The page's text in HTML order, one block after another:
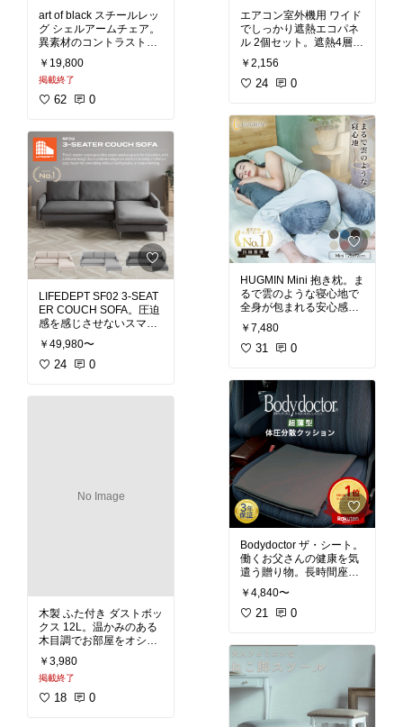
art of black スチールレッ
グ シェルアームチェア。
異素材のコントラストが
印象的なアーム付きチェ
アです。シェル型に模ら
れたPP素材の座面と、タ
ワー状の直線的なスチー
絶妙なバランス感のデザ
インです。座面の曲線は
すっぽりと身体にフィッ
トする形状となっており
機能面へのこだわりも感
じます。アクセントファ
ニチャーとしてリビング
や書斎、オフィスやロビ
ーなどのパブリックスペ
ースなど多目的な用途に
#アームチェア #北欧 #モ
ノトーンインテリア #新
プリインテリア #リプロ
ダクト #リビング
#パブリックスペー
ス
￥19,800
掲載終了
62 0
LIFEDEPT SF02 3-SEAT
ER COUCH SOFA。圧迫
感を感じさせないスマー
トなワイドカウチ。ワイ
ドソファの重厚感を残し
つつ、軽やかでシャープ
#ワイドソファ
￥49,980〜
24 0
No Image
木製 ふた付き ダストボッ
クス 12L。温かみのある
木目調でお部屋をオシャ
レな雰囲気へと誘いま
す。柔らかな木目と滑ら
かなフォルムが北欧の暮
らしを演出します。マグ
￥3,980
掲載終了
18 0
#セラミック
#北欧
プルインテリア #モノト
ーンインテリア #ダイニ
ング #テーブル
#スペイ
ン #送料無料
エアコン室外機用 ワイド
でしっかり遮熱エコパネ
ル 2個セット。遮熱4層構
造＋ひさしで直射日光を
反射してしっかり遮熱し
てくれます。室外機は夏
品は直射日光を反射、影
を作ることで温度上昇を
抑え、余計な電力消費を
抑えます。ベルトでしっ
かり固定するので風が吹
いても飛ばされません。
折りたたんでコンパク
ト。ホコリ、汚れ対策に
#りかの良品
#室外機カバ
ー #エアコン #遮熱 #暑さ
#夏に負けるな #エ
コパネル #アルミカバー
#日除け #オシャレ家電 #
送料無料
￥2,156
24 0
HUGMIN Mini 抱き枕。ま
るで雲のような寝心地で
全身が包まれる安心感に
浸れます。仰向け、横向
き、うつ伏せ全てに使え
て寝返りがスムーズ、授
軽減してくれます。横向
き寝で、いびき対策にも
なりますね。高級ベロア
生地でとろける肌触り。
カバーが洗えて清潔で
す。ロングファスナーで
#ぐっすり睡眠 #
いびき対策
#ズムサタ #
授乳クッション #体圧分
散 #横向き寝 #ベロア生
#ロングファスナー
送料無料
￥7,480
31 0
Bodydoctor ザ・シート。
働くお父さんの健康を気
遣う贈り物。長時間座る
デスクワーク、テレワー
ク、ドライバーや趣味が
ドライブのお父さんに腰
然100%ヴァージンラテ
ックス。素材独特の弾力
性正反発により、薄くて
も底付き感のない安定し
たすわり心地のサポート
￥4,840〜
21 0